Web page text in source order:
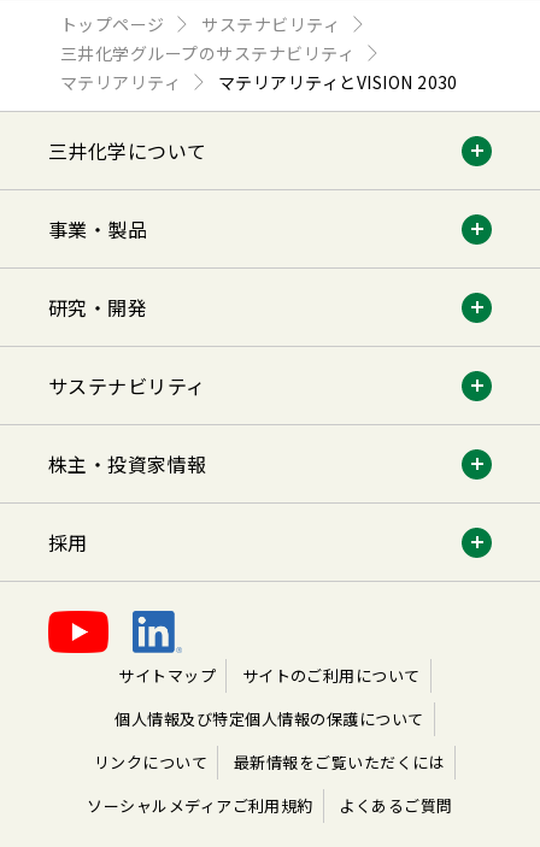
トップページ
サステナビリティ
三井化学グループのサステナビリティ
マテリアリティ
マテリアリティとVISION 2030
三井化学について
事業・製品
研究・開発
サステナビリティ
株主・投資家情報
採用
サイトマップ
サイトのご利用について
個人情報及び特定個人情報の保護について
リンクについて
最新情報をご覧いただくには
ソーシャルメディアご利用規約
よくあるご質問